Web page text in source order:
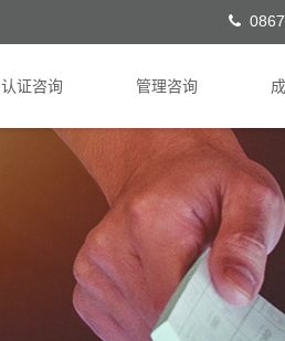
认证咨询 管理咨询